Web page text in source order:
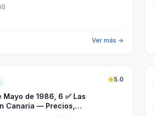
España
Ver más →
Mayo de 1986, 6 ✅ Las
Canaria — Precios,
5.0